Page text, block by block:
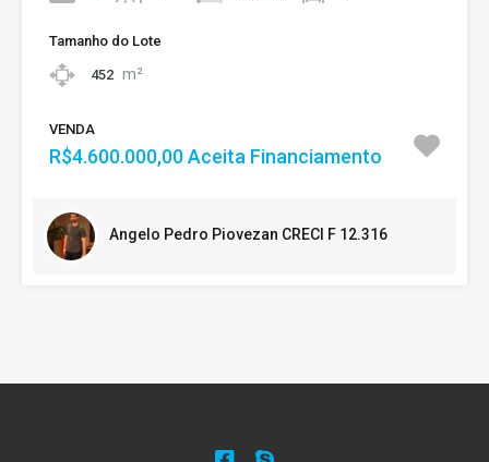
Tamanho do Lote
452 m²
VENDA
R$4.600.000,00 Aceita Financiamento
Angelo Pedro Piovezan CRECI F 12.316